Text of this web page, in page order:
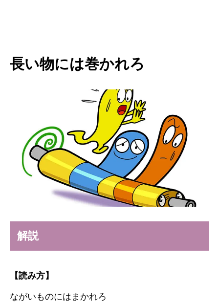
長い物には巻かれろ
解説
【読み方】
ながいものにはまかれろ